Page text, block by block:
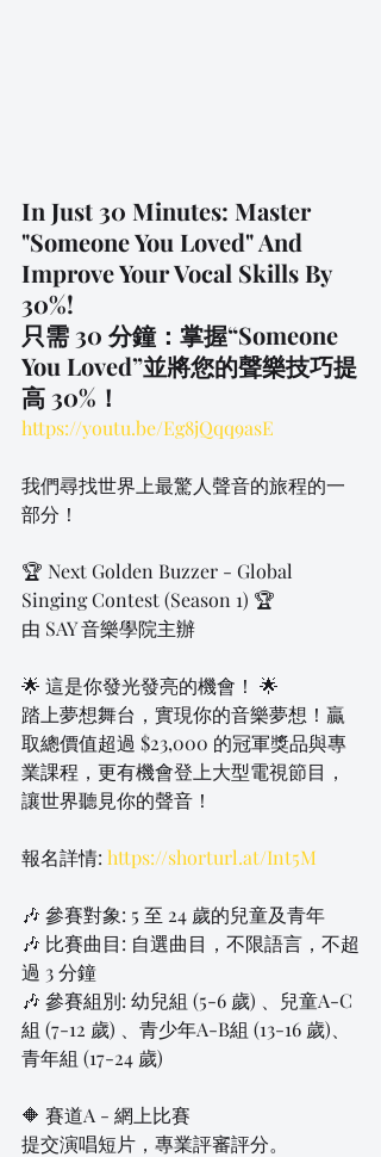
In Just 30 Minutes: Master
"Someone You Loved" And
Improve Your Vocal Skills By
30%!
只需 30 分鐘：掌握“Someone
You Loved”並將您的聲樂技巧提
高 30%！
https://youtu.be/Eg8jQqq9asE
我們尋找世界上最驚人聲音的旅程的一
部分！
🏆 Next Golden Buzzer - Global
Singing Contest (Season 1) 🏆
由 SAY 音樂學院主辦
🌟 這是你發光發亮的機會！ 🌟
踏上夢想舞台，實現你的音樂夢想！贏
取總價值超過 $23,000 的冠軍獎品與專
業課程，更有機會登上大型電視節目，
讓世界聽見你的聲音！
報名詳情: https://shorturl.at/Int5M
🎶 參賽對象: 5 至 24 歲的兒童及青年
🎶 比賽曲目: 自選曲目，不限語言，不超
過 3 分鐘
🎶 參賽組別: 幼兒組 (5-6 歲) 、兒童A-C
組 (7-12 歲) 、青少年A-B組 (13-16 歲)、
青年組 (17-24 歲)
🔶 賽道A - 網上比賽
提交演唱短片，專業評審評分。